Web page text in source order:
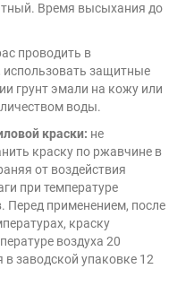
Время высыхания до
проводить в
защитные
грунт эмали на кожу или
воды.
краски: не
краску по ржавчине в
от воздействия
при температуре
Перед применением, после
краску
воздуха 20
в заводской упаковке 12